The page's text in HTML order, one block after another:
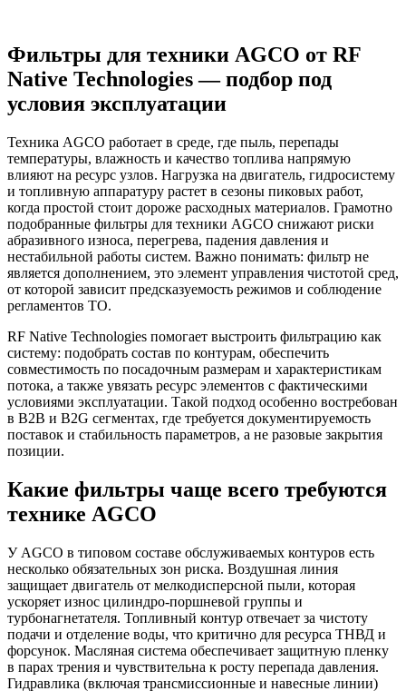
Фильтры для техники AGCO от RF
Native Technologies — подбор под
условия эксплуатации
Техника AGCO работает в среде, где пыль, перепады
температуры, влажность и качество топлива напрямую
влияют на ресурс узлов. Нагрузка на двигатель, гидросистему
и топливную аппаратуру растет в сезоны пиковых работ,
когда простой стоит дороже расходных материалов. Грамотно
подобранные фильтры для техники AGCO снижают риски
абразивного износа, перегрева, падения давления и
нестабильной работы систем. Важно понимать: фильтр не
является дополнением, это элемент управления чистотой сред,
от которой зависит предсказуемость режимов и соблюдение
регламентов ТО.
RF Native Technologies помогает выстроить фильтрацию как
систему: подобрать состав по контурам, обеспечить
совместимость по посадочным размерам и характеристикам
потока, а также увязать ресурс элементов с фактическими
условиями эксплуатации. Такой подход особенно востребован
в B2B и B2G сегментах, где требуется документируемость
поставок и стабильность параметров, а не разовые закрытия
позиции.
Какие фильтры чаще всего требуются
технике AGCO
У AGCO в типовом составе обслуживаемых контуров есть
несколько обязательных зон риска. Воздушная линия
защищает двигатель от мелкодисперсной пыли, которая
ускоряет износ цилиндро-поршневой группы и
турбонагнетателя. Топливный контур отвечает за чистоту
подачи и отделение воды, что критично для ресурса ТНВД и
форсунок. Масляная система обеспечивает защитную пленку
в парах трения и чувствительна к росту перепада давления.
Гидравлика (включая трансмиссионные и навесные линии)